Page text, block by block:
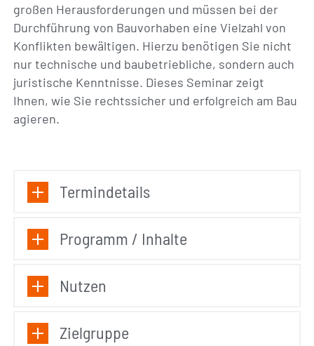
großen Herausforderungen und müssen bei der
Durchführung von Bauvorhaben eine Vielzahl von
Konflikten bewältigen. Hierzu benötigen Sie nicht
nur technische und baubetriebliche, sondern auch
juristische Kenntnisse. Dieses Seminar zeigt
Ihnen, wie Sie rechtssicher und erfolgreich am Bau
agieren.
Termindetails
Programm / Inhalte
Nutzen
Zielgruppe